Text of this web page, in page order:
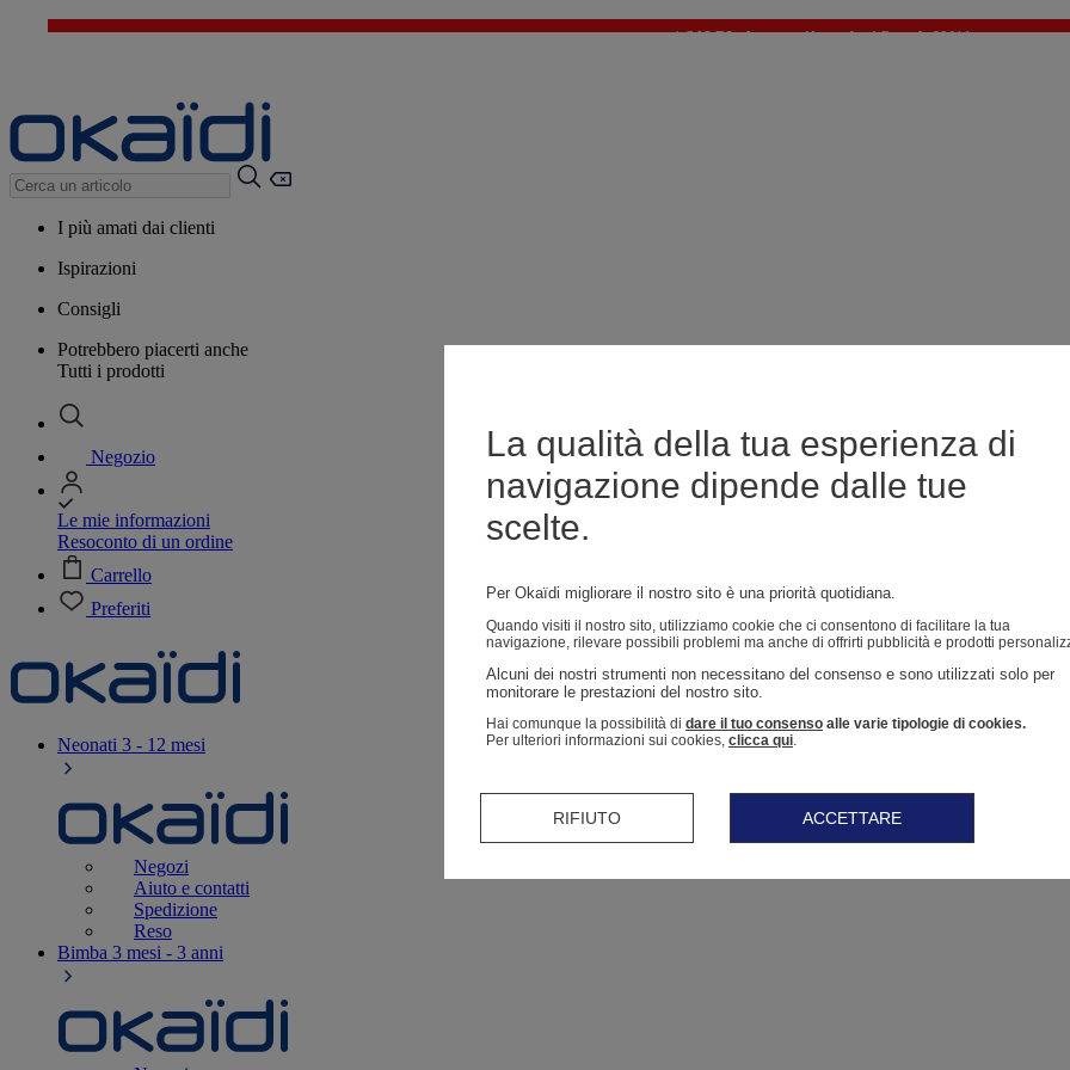
🔥SALDI : Ancora più prodotti fino al -60%*>
I più amati dai clienti
Ispirazioni
Consigli
Potrebbero piacerti anche
Tutti i prodotti
Negozio
Le mie informazioni
Resoconto di un ordine
Carrello
Preferiti
Neonati 3 - 12 mesi
Negozi
Aiuto e contatti
Spedizione
Reso
Bimba 3 mesi - 3 anni
La qualità della tua esperienza di
navigazione dipende dalle tue
scelte.
Per Okaïdi migliorare il nostro sito è una priorità quotidiana.
Quando visiti il ​​nostro sito, utilizziamo cookie che ci consentono di facilitare la tua
navigazione, rilevare possibili problemi ma anche di offrirti pubblicità e prodotti
Alcuni dei nostri strumenti non necessitano del consenso e sono utilizzati solo per
monitorare le prestazioni del nostro sito.
Hai comunque la possibilità di dare il tuo consenso alle varie tipologie di cookies.
Per ulteriori informazioni sui cookies, clicca qui
RIFIUTO ACCETTARE